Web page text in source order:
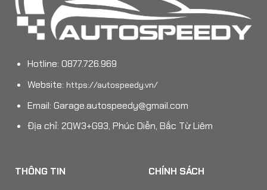
Hotline: 0877.726.969
Website: https://autospeedy.vn/
Email: Garage.autospeedy@gmail.com
Địa chỉ: 2QW3+G93, Phúc Diễn, Bắc Từ Liêm
THÔNG TIN CHÍNH SÁCH